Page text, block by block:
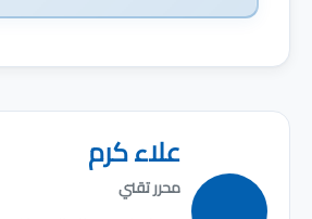
علاء كرم
محرر تقني